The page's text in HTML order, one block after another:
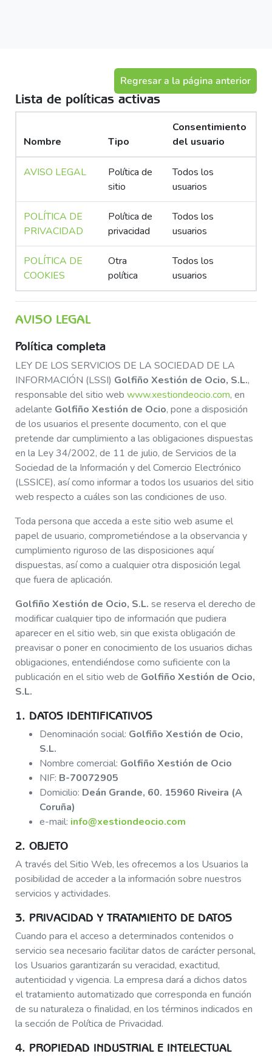
Regresar a la página anterior
Lista de políticas activas
Nombre Tipo
Consentimiento
del usuario
AVISO LEGAL
Política de
sitio
Todos los
usuarios
POLÍTICA DE
PRIVACIDAD
Política de
privacidad
Todos los
usuarios
POLÍTICA DE
COOKIES
Otra
política
Todos los
usuarios
AVISO LEGAL
Política completa
LEY DE LOS SERVICIOS DE LA SOCIEDAD DE LA
INFORMACIÓN (LSSI) Golfiño Xestión de Ocio, S.L.,
responsable del sitio web www.xestiondeocio.com, en
adelante Golfiño Xestión de Ocio, pone a disposición
de los usuarios el presente documento, con el que
pretende dar cumplimiento a las obligaciones dispuestas
en la Ley 34/2002, de 11 de julio, de Servicios de la
Sociedad de la Información y del Comercio Electrónico
(LSSICE), así como informar a todos los usuarios del sitio
web respecto a cuáles son las condiciones de uso.
Toda persona que acceda a este sitio web asume el
papel de usuario, comprometiéndose a la observancia y
cumplimiento riguroso de las disposiciones aquí
dispuestas, así como a cualquier otra disposición legal
que fuera de aplicación.
Golfiño Xestión de Ocio, S.L. se reserva el derecho de
modificar cualquier tipo de información que pudiera
aparecer en el sitio web, sin que exista obligación de
preavisar o poner en conocimiento de los usuarios dichas
obligaciones, entendiéndose como suficiente con la
publicación en el sitio web de Golfiño Xestión de Ocio,
S.L.
1. DATOS IDENTIFICATIVOS
Denominación social: Golfiño Xestión de Ocio,
S.L.
Nombre comercial: Golfiño Xestión de Ocio
NIF: B-70072905
Domicilio: Deán Grande, 60. 15960 Riveira (A
Coruña)
e-mail: info@xestiondeocio.com
2. OBJETO
A través del Sitio Web, les ofrecemos a los Usuarios la
posibilidad de acceder a la información sobre nuestros
servicios y actividades.
3. PRIVACIDAD Y TRATAMIENTO DE DATOS
Cuando para el acceso a determinados contenidos o
servicio sea necesario facilitar datos de carácter personal,
los Usuarios garantizarán su veracidad, exactitud,
autenticidad y vigencia. La empresa dará a dichos datos
el tratamiento automatizado que corresponda en función
de su naturaleza o finalidad, en los términos indicados en
la sección de Política de Privacidad.
4. PROPIEDAD INDUSTRIAL E INTELECTUAL